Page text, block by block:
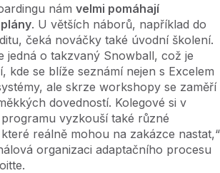
nám velmi pomáhají
. U větších náborů, například do
čeká nováčky také úvodní školení.
jedná o takzvaný Snowball, což je
kde se blíže seznámí nejen s Excelem
ale skrze workshopy se zaměří
dovedností. Kolegové si v
vyzkouší také různé
reálně mohou na zakázce nastat,“
organizaci adaptačního procesu